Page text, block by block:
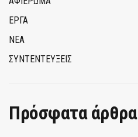
ΕΡΓΑ
ΝΕΑ
ΣΥΝΤΕΝΤΕΥΞΕΙΣ
Πρόσφατα άρθρα